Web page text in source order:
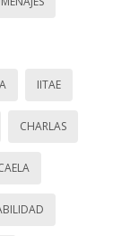
IITAE
CHARLAS